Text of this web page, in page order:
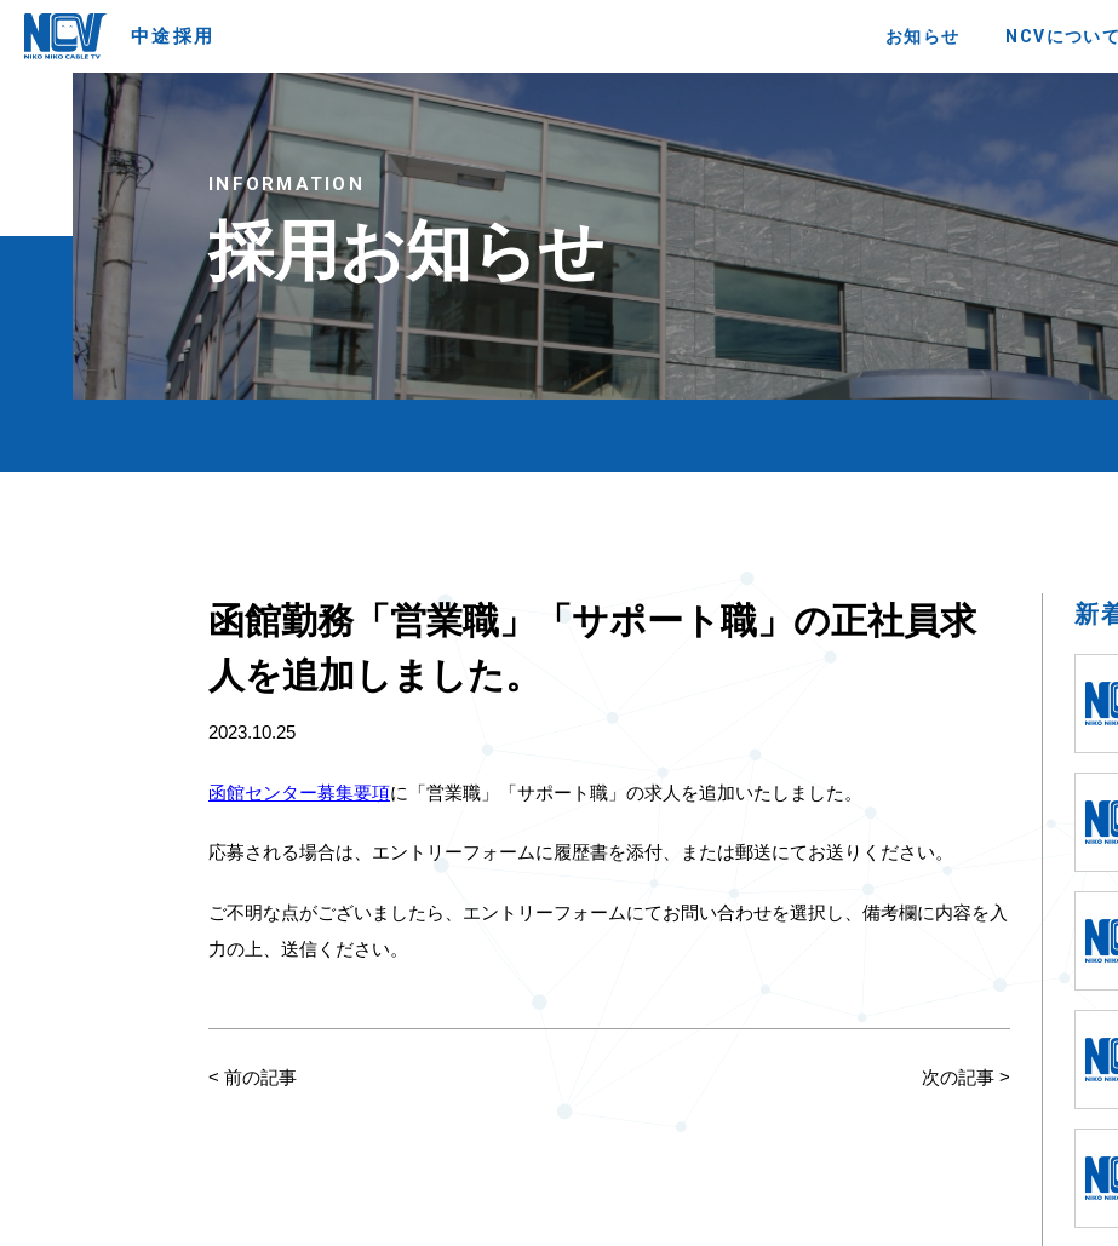
中途採用 お知らせ NCVについて
INFORMATION
採用お知らせ
函館勤務「営業職」「サポート職」の正社員求
人を追加しました。
2023.10.25
函館センター募集要項に「営業職」「サポート職」の求人を追加いたしました。
応募される場合は、エントリーフォームに履歴書を添付、または郵送にてお送りください。
ご不明な点がございましたら、エントリーフォームにてお問い合わせを選択し、備考欄に内容を入
力の上、送信ください。
< 前の記事 次の記事>
新